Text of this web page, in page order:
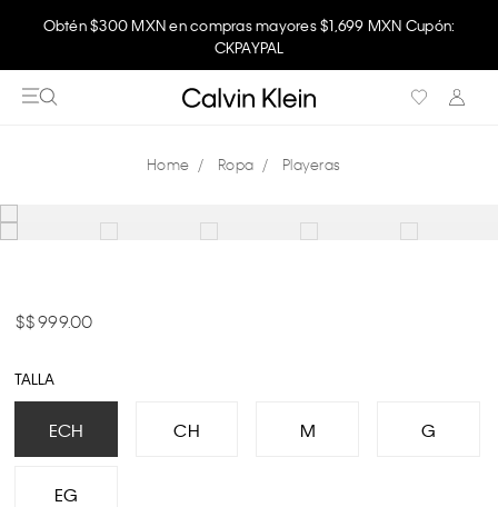
Obtén $300 MXN en compras mayores $1,699 MXN Cupón:
CKPAYPAL
Ropa Playeras
$ 999.00
TALLA
ECH CH M G
EG